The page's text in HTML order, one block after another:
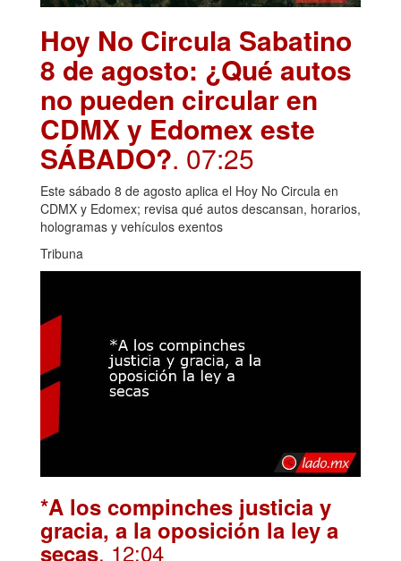
Hoy No Circula Sabatino
8 de agosto: ¿Qué autos
no pueden circular en
CDMX y Edomex este
SÁBADO?. 07:25
Este sábado 8 de agosto aplica el Hoy No Circula en
CDMX y Edomex; revisa qué autos descansan, horarios,
hologramas y vehículos exentos
Tribuna
*A los compinches justicia y
gracia, a la oposición la ley a
secas. 12:04